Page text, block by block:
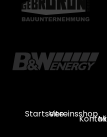
StartseiteVereinsshop